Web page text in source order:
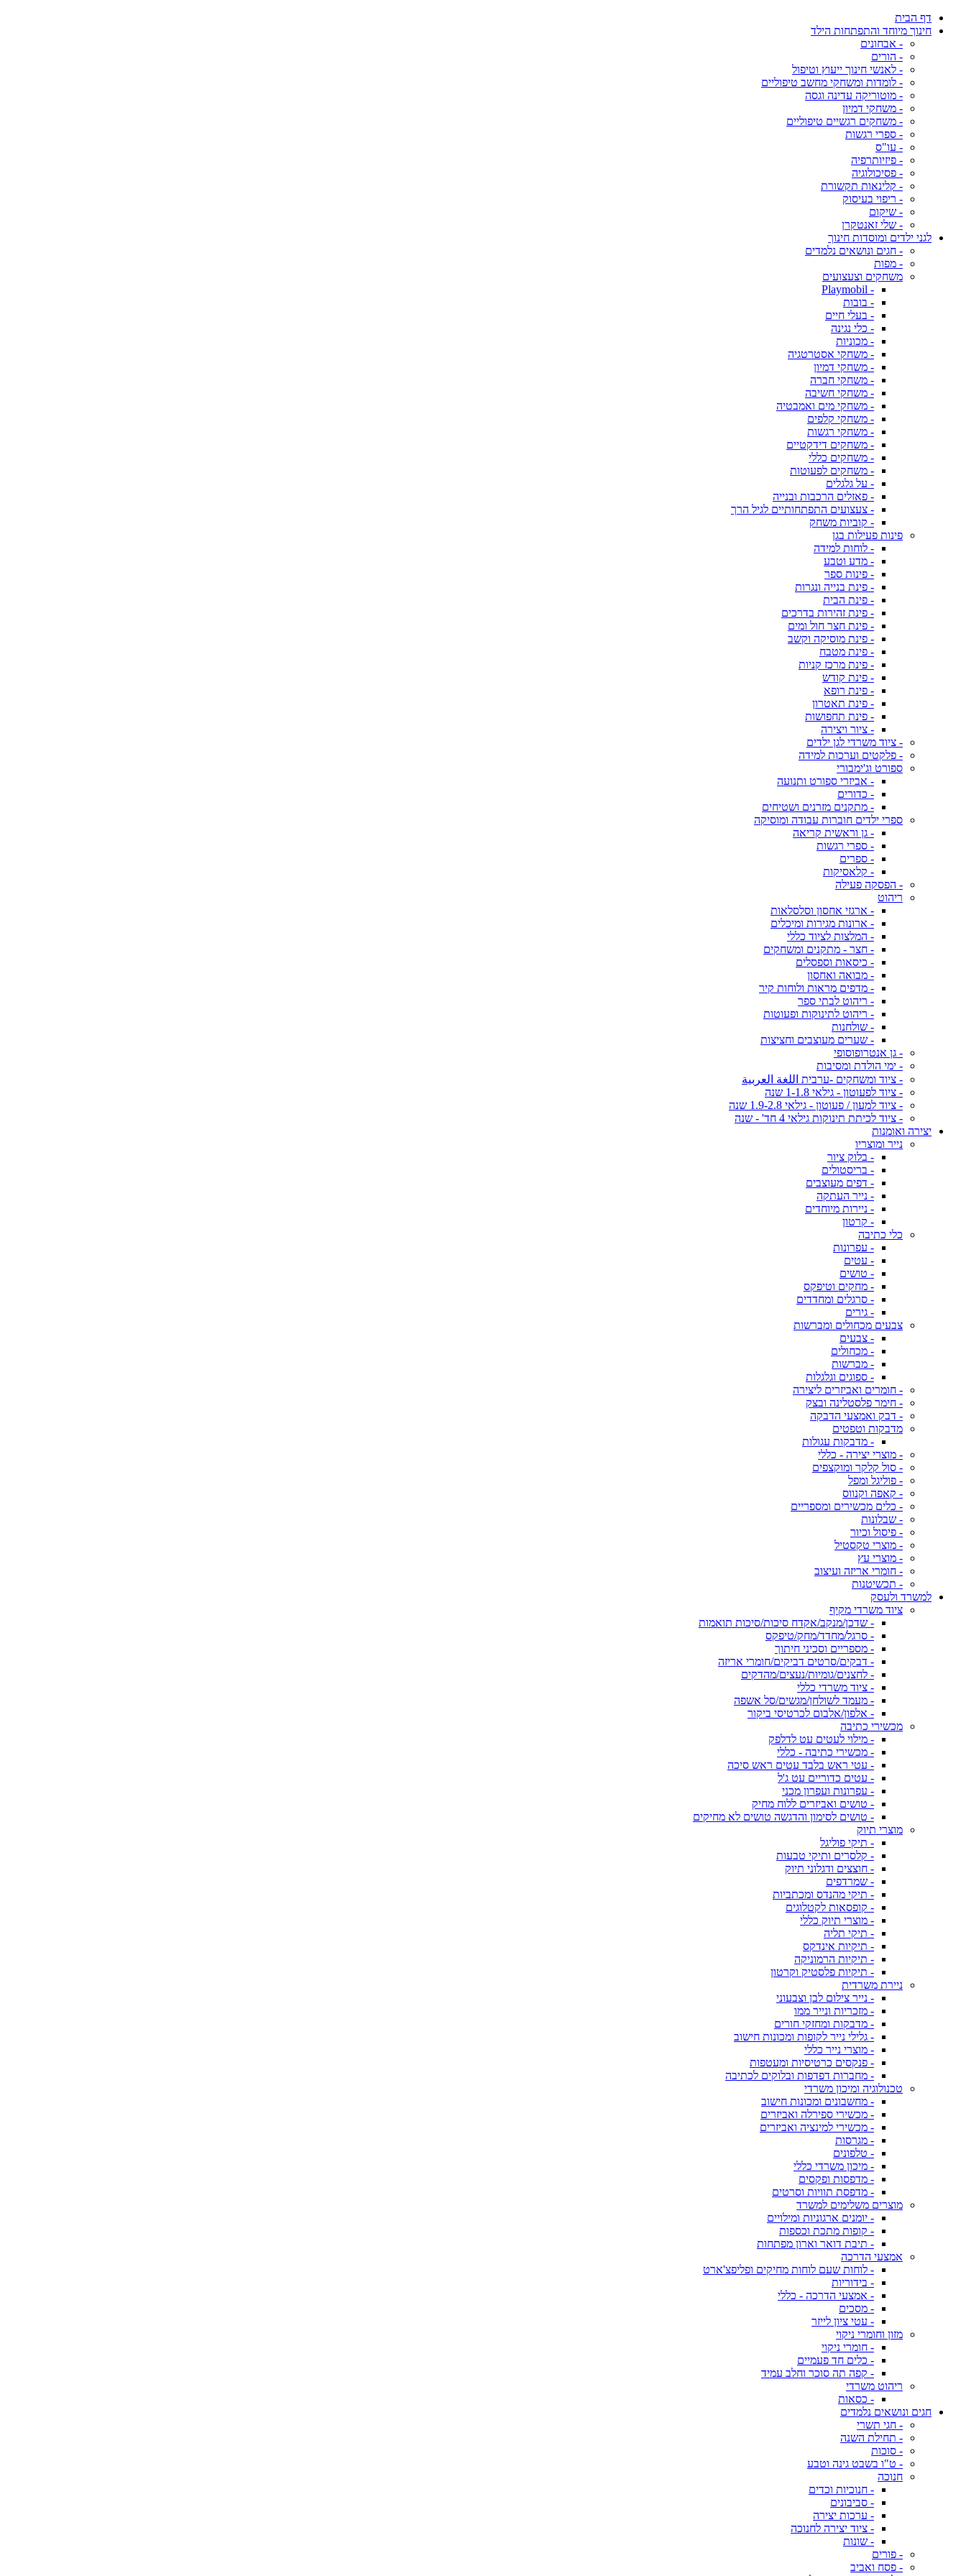
דף הבית
חינוך מיוחד והתפתחות הילד
- אבחונים
- הורים
- לאנשי חינוך ייעוץ וטיפול
- לומדות ומשחקי מחשב טיפוליים
- מוטוריקה עדינה וגסה
- משחקי דמיון
- משחקים רגשיים טיפוליים
- ספרי רגשות
- עו"ס
- פיזיותרפיה
- פסיכולוגיה
- קלינאות תקשורת
- ריפוי בעיסוק
- שיקום
- שלי זאנטקרן
לגני ילדים ומוסדות חינוך
- חגים ונושאים נלמדים
- מפות
משחקים וצעצועים
- Playmobil
- בובות
- בעלי חיים
- כלי נגינה
- מכוניות
- משחקי אסטרטגיה
- משחקי דמיון
- משחקי חברה
- משחקי חשיבה
- משחקי מים ואמבטיה
- משחקי קלפים
- משחקי רגשות
- משחקים דידקטיים
- משחקים כללי
- משחקים לפעוטות
- על גלגלים
- פאזלים הרכבות ובנייה
- צעצועים התפתחותיים לגיל הרך
- קוביות משחק
פינות פעילות בגן
- לוחות למידה
- מדע וטבע
- פינות ספר
- פינת בנייה ונגרות
- פינת הבית
- פינת זהירות בדרכים
- פינת חצר חול ומים
- פינת מוסיקה וקשב
- פינת מטבח
- פינת מרכז קניות
- פינת קודש
- פינת רופא
- פינת תאטרון
- פינת תחפושות
- ציור ויצירה
- ציוד משרדי לגן ילדים
- פלקטים וערכות למידה
ספורט וג'ימבורי
- אביזרי ספורט ותנועה
- כדורים
- מתקנים מזרנים ושטיחים
ספרי ילדים חוברות עבודה ומוסיקה
- גן וראשית קריאה
- ספרי רגשות
- ספרים
- קלאסיקות
- הפסקה פעילה
ריהוט
- ארגזי אחסון וסלסלאות
- ארונות מגירות ומיכלים
- המלצות לציוד כללי
- חצר - מתקנים ומשחקים
- כיסאות וספסלים
- מבואה ואחסון
- מדפים מראות ולוחות קיר
- ריהוט לבתי ספר
- ריהוט לתינוקות ופעוטות
- שולחנות
- שערים מעוצבים וחציצות
- גן אנטרופוסופי
- ימי הולדת ומסיבות
- ציוד ומשחקים -ערבית اللغة العربية
- ציוד לפעוטון - גילאי 1-1.8 שנה
- ציוד למעון / פעוטון - גילאי 1.9-2.8 שנה
- ציוד לכיתת תינוקות גילאי 4 חד' - שנה
יצירה ואומנות
נייר ומוצריו
- בלוק ציור
- בריסטולים
- דפים מעוצבים
- נייר העתקה
- ניירות מיוחדים
- קרטון
כלי כתיבה
- עפרונות
- עטים
- טושים
- מחקים וטיפקס
- סרגלים ומחדדים
- גירים
צבעים מכחולים ומברשות
- צבעים
- מכחולים
- מברשות
- ספוגים וגלגלות
- חומרים ואביזרים ליצירה
- חימר פלסטלינה ובצק
- דבק ואמצעי הדבקה
מדבקות וטפטים
- מדבקות עגולות
- מוצרי יצירה - כללי
- סול קלקר ומוקצפים
- פוליגל ומפל
- קאפה וקנווס
- כלים מכשירים ומספריים
- שבלונות
- פיסול וכיור
- מוצרי טקסטיל
- מוצרי עץ
- חומרי אריזה ועיצוב
- תכשיטנות
למשרד ולעסק
ציוד משרדי מקיף
- שדכן/מנקב/אקדח סיכות/סיכות תואמות
- סרגל/מחדד/מחק/טיפקס
- מספריים וסכיני חיתוך
- דבקים/סרטים דביקים/חומרי אריזה
- לחצנים/גומיות/נעצים/מהדקים
- ציוד משרדי כללי
- מעמד לשולחן/מגשים/סל אשפה
- אלפון/אלבום לכרטיסי ביקור
מכשירי כתיבה
- מילוי לעטים עט לדלפק
- מכשירי כתיבה - כללי
- עטי ראש בלבד עטים ראש סיכה
- עטים כדוריים עט ג'ל
- עפרונות ועפרון מכני
- טושים ואביזרים ללוח מחיק
- טושים לסימון והדגשה טושים לא מחיקים
מוצרי תיוק
- תיקי פוליגל
- קלסרים ותיקי טבעות
- חוצצים ודגלוני תיוק
- שמרדפים
- תיקי מהנדס ומכתביות
- קופסאות לקטלוגים
- מוצרי תיוק כללי
- תיקי תליה
- תיקיות אינדקס
- תיקיות הרמוניקה
- תיקיות פלסטיק וקרטון
ניירת משרדית
- נייר צילום לבן וצבעוני
- מזכריות ונייר ממו
- מדבקות ומחזקי חורים
- גלילי נייר לקופות ומכונות חישוב
- מוצרי נייר כללי
- פנקסים כרטיסיות ומעטפות
- מחברות דפדפות ובלוקים לכתיבה
טכנולוגיה ומיכון משרדי
- מחשבונים ומכונות חישוב
- מכשירי ספירלה ואביזרים
- מכשירי למינציה ואביזרים
- מגרסות
- טלפונים
- מיכון משרדי כללי
- מדפסות ופקסים
- מדפסת תוויות וסרטים
מוצרים משלימים למשרד
- יומנים ארגוניות ומילויים
- קופות מתכת וכספות
- תיבת דואר וארון מפתחות
אמצעי הדרכה
- לוחות שעם לוחות מחיקים ופליפצ'ארט
- בידוריות
- אמצעי הדרכה - כללי
- מסכים
- עטי ציון לייזר
מזון וחומרי ניקוי
- חומרי ניקוי
- כלים חד פעמיים
- קפה תה סוכר וחלב עמיד
ריהוט משרדי
- כסאות
חגים ונושאים נלמדים
- חגי תשרי
- תחילת השנה
- סוכות
- ט"ו בשבט גינה וטבע
חנוכה
- חנוכיות וכדים
- סביבונים
- ערכות יצירה
- ציוד יצירה לחנוכה
- שונות
- פורים
- פסח ואביב